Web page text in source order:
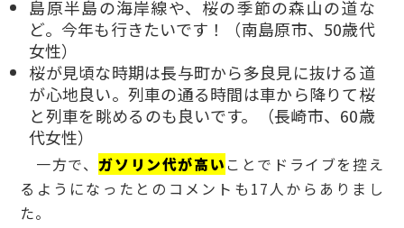
島原半島の海岸線や、桜の季節の森山の道な
ど。今年も行きたいです！（南島原市、50歳代
女性）
桜が見頃な時期は長与町から多良見に抜ける道
が心地良い。列車の通る時間は車から降りて桜
と列車を眺めるのも良いです。（長崎市、60歳
代女性）
一方で、ガソリン代が高い ことでドライブを控え
るようになったとのコメントも17人からありまし
た。